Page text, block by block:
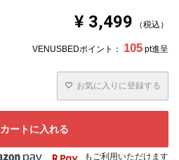
¥ 3,499 税込
VENUSBEDポイント： 105 pt進呈
お気に入りに登録する
カートに入れる
もご利用いただけます